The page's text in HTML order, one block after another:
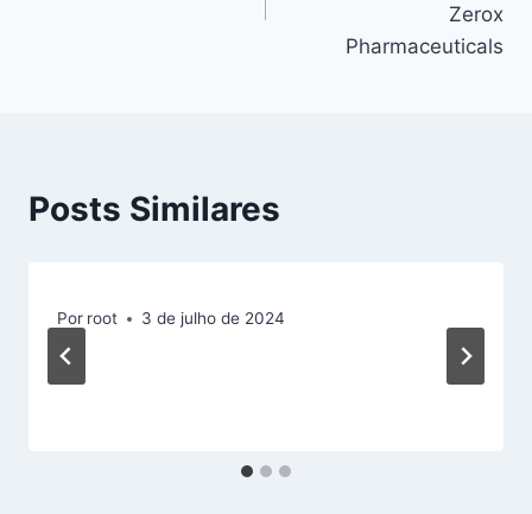
Zerox
Pharmaceuticals
Posts Similares
Por root 3 de julho de 2024